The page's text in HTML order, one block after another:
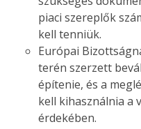
piaci szereplők
kell tenniük.
Európai
terén szerzett
építenie, és a
kell kihasználnia a
érdekében.